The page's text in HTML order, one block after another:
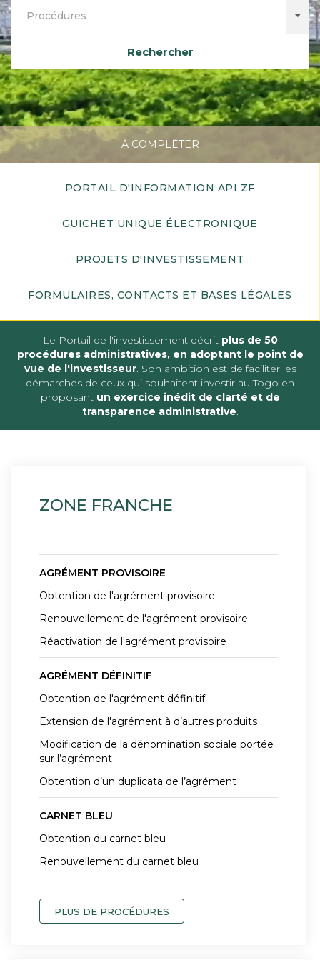
Procédures
Rechercher
À COMPLÉTER
PORTAIL D'INFORMATION API ZF
GUICHET UNIQUE ÉLECTRONIQUE
PROJETS D'INVESTISSEMENT
FORMULAIRES, CONTACTS ET BASES LÉGALES
Le Portail de l'investissement décrit plusde 50
procédures administratives, en adoptant le point de
vue de l'investisseur. Son ambition est de faciliter les
démarches de ceux qui souhaitent investir au Togo en
proposant un exercice inédit de clarté et de
transparence administrative.
ZONE FRANCHE
AGRÉMENT PROVISOIRE
Obtention de l'agrément provisoire
Renouvellement de l'agrément provisoire
Réactivation de l'agrément provisoire
AGRÉMENT DÉFINITIF
Obtention de l'agrément définitif
Extension de l'agrément à d’autres produits
Modification de la dénomination sociale portée
sur l’agrément
Obtention d’un duplicata de l’agrément
CARNET BLEU
Obtention du carnet bleu
Renouvellement du carnet bleu
PLUS DE PROCÉDURES